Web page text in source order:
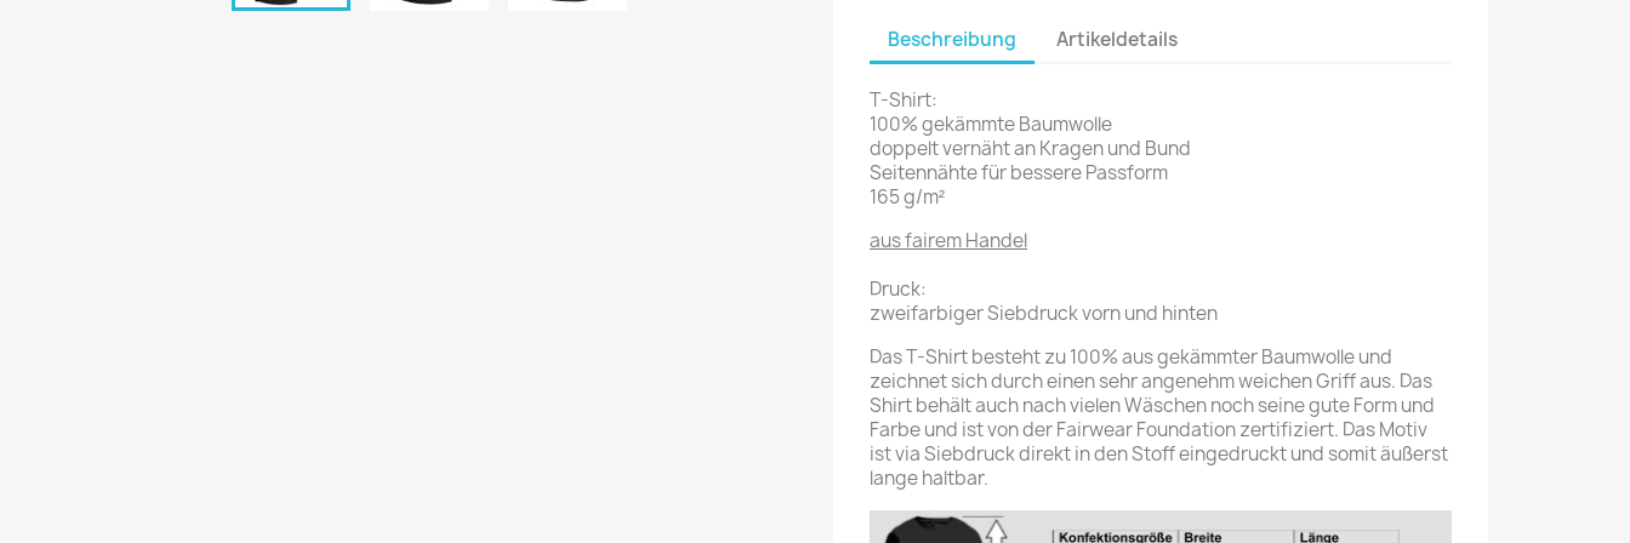
Beschreibung Artikeldetails
T-Shirt:
100% gekämmte Baumwolle
doppelt vernäht an Kragen und Bund
Seitennähte für bessere Passform
165 g/m²
aus fairem Handel
Druck:
zweifarbiger Siebdruck vorn und hinten
Das T-Shirt besteht zu 100% aus gekämmter Baumwolle und
zeichnet sich durch einen sehr angenehm weichen Griff aus. Das
Shirt behält auch nach vielen Wäschen noch seine gute Form und
Farbe und ist von der Fairwear Foundation zertifiziert. Das Motiv
ist via Siebdruck direkt in den Stoff eingedruckt und somit äußerst
lange haltbar.